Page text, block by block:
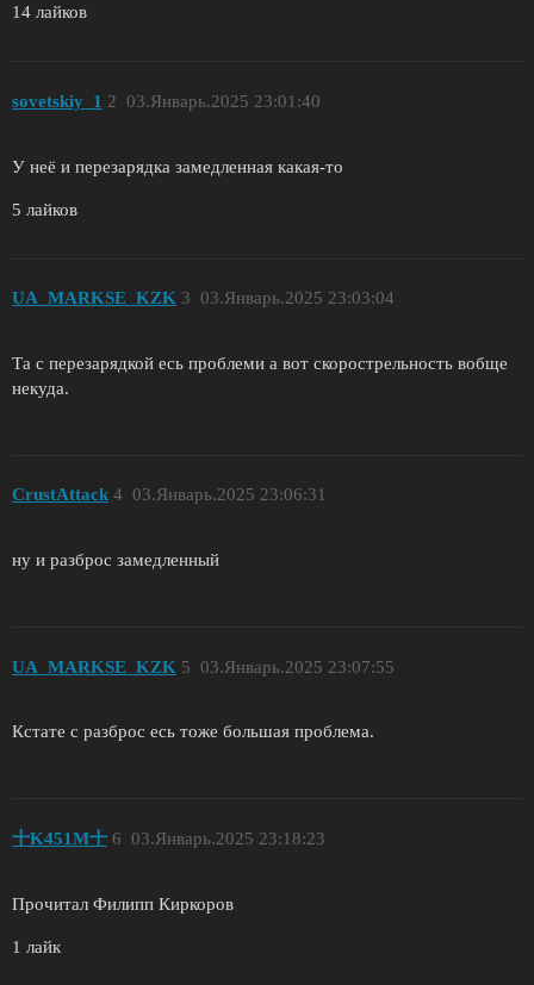
14 лайков
sovetskiy_1 03.Январь.2025 23:01:40
2
У неё и перезарядка замедленная какая-то
5 лайков
UA_MARKSE_KZK 03.Январь.2025 23:03:04
3
Та с перезарядкой есь проблеми а вот скорострельность вобще
некуда.
CrustAttack 03.Январь.2025 23:06:31
4
ну и разброс замедленный
UA_MARKSE_KZK 03.Январь.2025 23:07:55
5
Кстате с разброс есь тоже большая проблема.
十K451M十 03.Январь.2025 23:18:23
6
Прочитал Филипп Киркоров
1 лайк